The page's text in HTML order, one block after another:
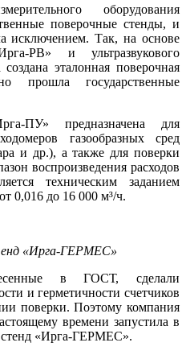
оборудования
поверочные стенды, и
исключением. Так, на основе
РВ» и ультразвукового
эталонная поверочная
прошла государственные
ПУ» предназначена для
газообразных сред
и др.), а также для поверки
воспроизведения расходов
техническим заданием
0,016 до 16 000 м³/ч.
«Ирга-ГЕРМЕС»
в ГОСТ, сделали
и герметичности счетчиков
поверки. Поэтому компания
времени запустила в
стенд «Ирга-ГЕРМЕС».